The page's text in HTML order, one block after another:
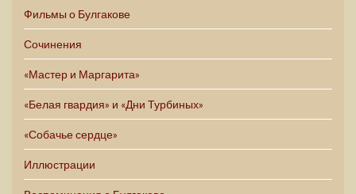
Фильмы о Булгакове
Сочинения
«Мастер и Маргарита»
«Белая гвардия» и «Дни Турбиных»
«Собачье сердце»
Иллюстрации